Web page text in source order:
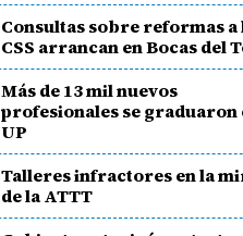
Consultas sobre reformas a
CSS arrancan en Bocas del
Más de 13 mil nuevos
profesionales se graduaron
UP
Talleres infractores en la
de la ATTT